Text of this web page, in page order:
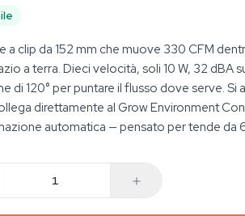
a clip da 152 mm che muove 330 CFM
a terra. Dieci velocità, soli 10 W, 32 dBA
di 120° per puntare il flusso dove serve. Si
direttamente al Grow Environment
automatica — pensato per tende da